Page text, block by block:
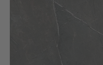
Устойчивое развитие